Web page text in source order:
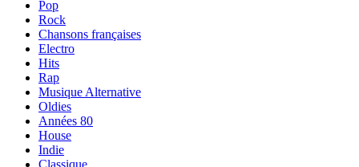
Pop
Rock
Chansons françaises
Electro
Hits
Rap
Musique Alternative
Oldies
Années 80
House
Indie